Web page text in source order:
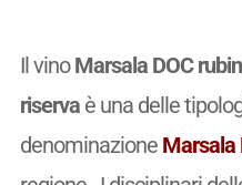
Il vinoMarsala DOC
riservaè una delle
denominazione Marsala